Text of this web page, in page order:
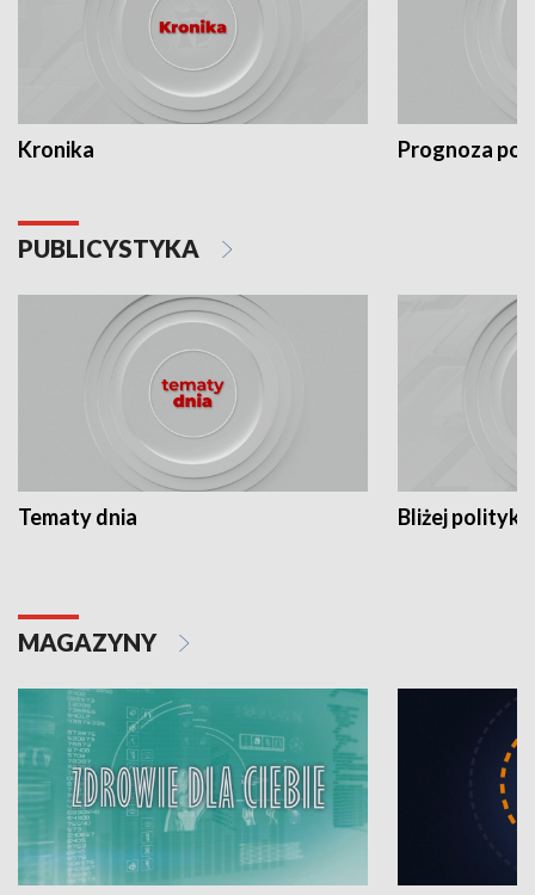
Kronika Prognoza
PUBLICYSTYKA
Tematy dnia Bliżej polityki
MAGAZYNY